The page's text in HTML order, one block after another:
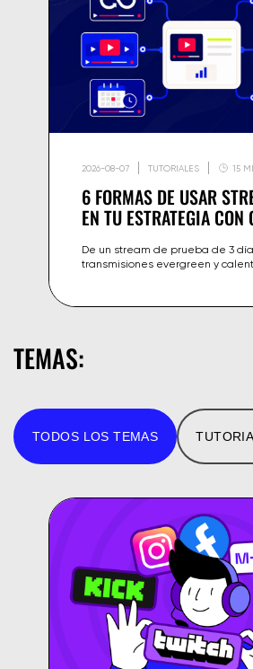
2026-08-07 TUTORIALES 15
6 FORMAS DE USAR
EN TU ESTRATEGIA CON
De un stream de prueba de 3
transmisiones evergreen y
capacidad de Gyre.
TEMAS:
TODOS LOS TEMAS